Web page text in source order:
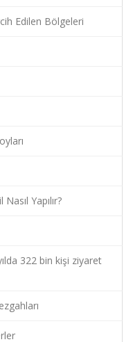
Edilen Bölgeleri
Yapılır?
322 bin kişi ziyaret